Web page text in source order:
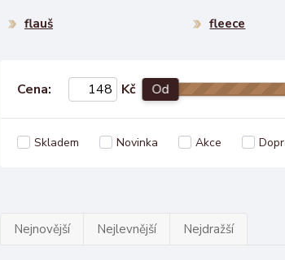
flauš fleece
Cena: Kč Od
Skladem Novinka Akce
Nejnovější Nejlevnější Nejdražší